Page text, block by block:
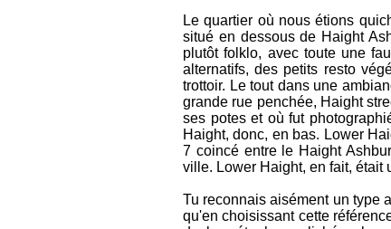
Le quartier où nous étions
situé en dessous de Haight
plutôt folklo, avec toute une
alternatifs, des petits resto
trottoir. Le tout dans une
grande rue penchée, Haight
ses potes et où fut
Haight, donc, en bas. Lower
7 coincé entre le Haight
ville. Lower Haight, en fait, était
Tu reconnais aisément un type
qu'en choisissant cette